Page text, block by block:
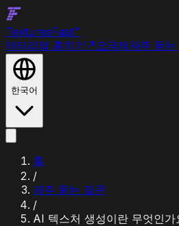
TexturesFast™
머티리얼 훔치기 ↗ 요금제자주 묻는
한국어
홈
/
자주 묻는 질문
/
AI 텍스처 생성이란 무엇인가